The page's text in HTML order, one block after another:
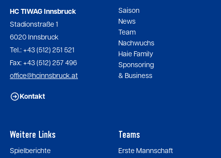
HC TIWAG Innsbruck
Stadionstraße 1
6020 Innsbruck
Tel.: +43 (512) 251 521
Fax: +43 (512) 257 496
office@hcinnsbruck.at
Kontakt
Saison
News
Team
Nachwuchs
Haie Family
Sponsoring
& Business
Weitere Links
Spielberichte
Teams
Erste Mannschaft